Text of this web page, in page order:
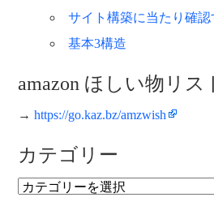
サイト構築に当たり確認
基本3構造
amazon ほしい物リス
→ https://go.kaz.bz/amzwish
カテゴリー
カ